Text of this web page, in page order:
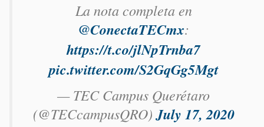
La nota completa en
@ConectaTECmx:
https://t.co/jlNpTrnba7
pic.twitter.com/S2GqGg5Mgt
— TEC Campus Querétaro
(@TECcampusQRO)July 17, 2020